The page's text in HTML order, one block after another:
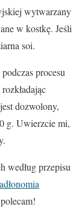
wytwarzany
w kostkę. Jeśli
soi.
procesu
dozwolony,
g. Uwierzcie mi,
według przepisu